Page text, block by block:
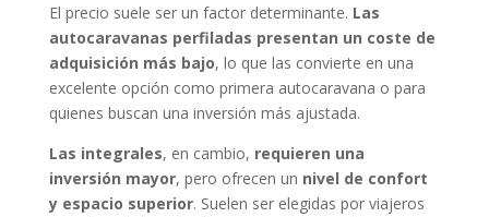
El precio suele ser un factor determinante. Las
autocaravanas perfiladas presentan un coste de
adquisición más bajo, lo que las convierte en una
excelente opción como primera autocaravana o para
quienes buscan una inversión más ajustada.
Las integrales, en cambio, requieren una
inversión mayor, pero ofrecen un nivel de confort
y espacio superior. Suelen ser elegidas por viajeros